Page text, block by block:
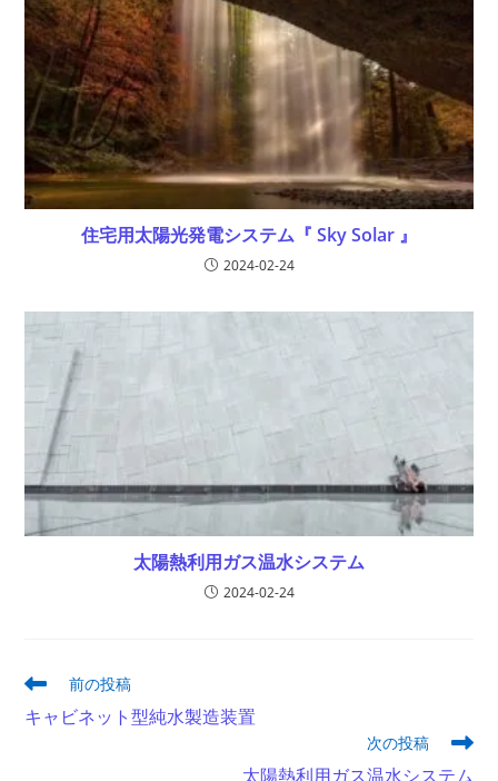
住宅用太陽光発電システム『 Sky Solar 』
2024-02-24
太陽熱利用ガス温水システム
2024-02-24
そ
他
前の投稿
キャビネット型純水製造装置
次の投稿
太陽熱利用ガス温水システム